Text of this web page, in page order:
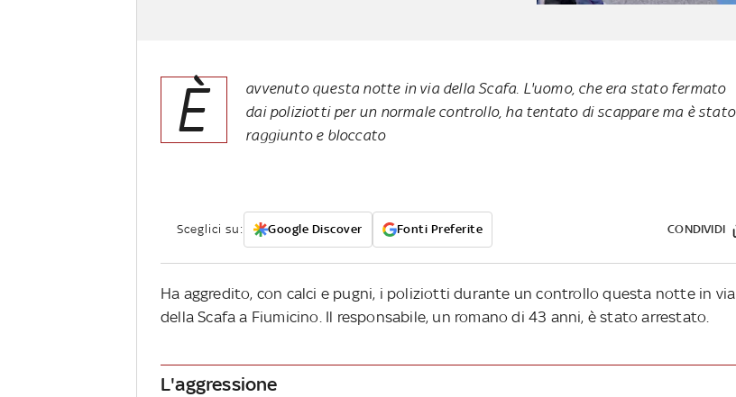
È
avvenuto questa notte in via della Scafa. L'uomo, che era stato fermato
dai poliziotti per un normale controllo, ha tentato di scappare ma è stato
raggiunto e bloccato
Sceglici su: Google Discover Fonti Preferite CONDIVIDI
Ha aggredito, con calci e pugni, i poliziotti durante un controllo questa notte in via
della Scafa a Fiumicino. Il responsabile, un romano di 43 anni, è stato arrestato.
L'aggressione